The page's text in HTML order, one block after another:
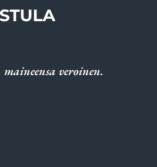
veroinen.